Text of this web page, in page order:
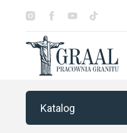
Katalog